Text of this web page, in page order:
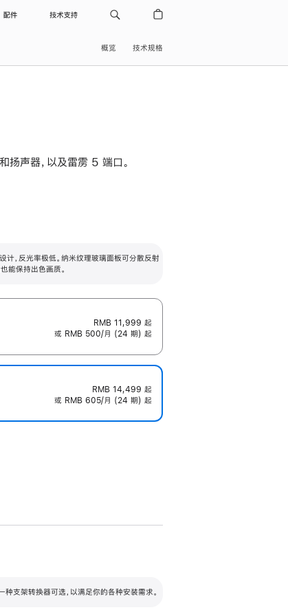
配件 技术支持
概览 技术规格
声器，以及雷雳 5 端口。
计，反光率极低。纳米纹理玻璃面板可分散反射
能保持出色画质。
RMB 11,999 起
或 RMB 500/月 (24 期) 起
RMB 14,499 起
或 RMB 605/月 (24 期) 起
毫米的高度调节范围。
支架转换器可选，以满足你的各种安装需求。